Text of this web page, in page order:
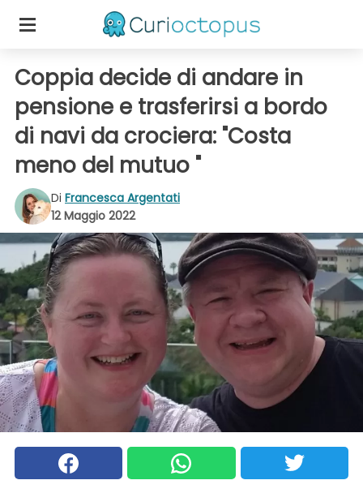
Coppia decide di andare in
pensione e trasferirsi a bordo
di navi da crociera: "Costa
meno del mutuo "
Di Francesca Argentati
12 Maggio 2022